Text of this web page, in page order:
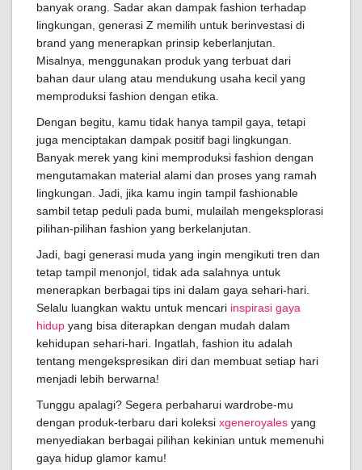
banyak orang. Sadar akan dampak fashion terhadap
lingkungan, generasi Z memilih untuk berinvestasi di
brand yang menerapkan prinsip keberlanjutan.
Misalnya, menggunakan produk yang terbuat dari
bahan daur ulang atau mendukung usaha kecil yang
memproduksi fashion dengan etika.
Dengan begitu, kamu tidak hanya tampil gaya, tetapi
juga menciptakan dampak positif bagi lingkungan.
Banyak merek yang kini memproduksi fashion dengan
mengutamakan material alami dan proses yang ramah
lingkungan. Jadi, jika kamu ingin tampil fashionable
sambil tetap peduli pada bumi, mulailah mengeksplorasi
pilihan-pilihan fashion yang berkelanjutan.
Jadi, bagi generasi muda yang ingin mengikuti tren dan
tetap tampil menonjol, tidak ada salahnya untuk
menerapkan berbagai tips ini dalam gaya sehari-hari.
Selalu luangkan waktu untuk mencari inspirasi gaya
hidup yang bisa diterapkan dengan mudah dalam
kehidupan sehari-hari. Ingatlah, fashion itu adalah
tentang mengekspresikan diri dan membuat setiap hari
menjadi lebih berwarna!
Tunggu apalagi? Segera perbaharui wardrobe-mu
dengan produk-terbaru dari koleksi xgeneroyales yang
menyediakan berbagai pilihan kekinian untuk memenuhi
gaya hidup glamor kamu!